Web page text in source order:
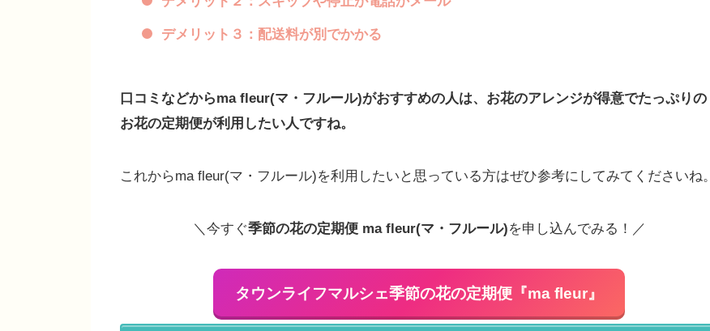
デメリット３：配送料が別でかかる
口コミなどからma fleur(マ・フルール)がおすすめの人は、お花のアレンジが得意でたっぷりの
お花の定期便が利用したい人ですね。
これからma fleur(マ・フルール)を利用したいと思っている方はぜひ参考にしてみてくださいね。
＼今すぐ季節の花の定期便 ma fleur(マ・フルール)を申し込んでみる！／
タウンライフマルシェ季節の花の定期便『ma fleur』